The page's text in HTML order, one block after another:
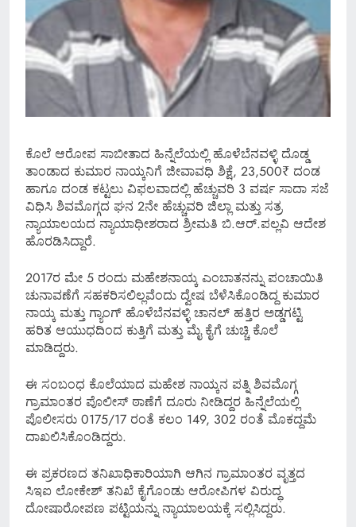
ಕೊಲೆ ಆರೋಪ ಸಾಬೀತಾದ ಹಿನ್ನೆಲೆಯಲ್ಲಿ ಹೊಳೆಬೆನವಳ್ಳಿ ದೊಡ್ಡ
ತಾಂಡಾದ ಕುಮಾರ ನಾಯ್ಕನಿಗೆ ಜೀವಾವಧಿ ಶಿಕ್ಷೆ, 23,500₹ ದಂಡ
ಹಾಗೂ ದಂಡ ಕಟ್ಟಲು ವಿಫಲವಾದಲ್ಲಿ ಹೆಚ್ಚುವರಿ 3 ವರ್ಷ ಸಾದಾ ಸಜೆ
ವಿಧಿಸಿ ಶಿವಮೊಗ್ಗದ ಘನ 2ನೇ ಹೆಚ್ಚುವರಿ ಜಿಲ್ಲಾ ಮತ್ತು ಸತ್ರ
ನ್ಯಾಯಾಲಯದ ನ್ಯಾಯಾಧೀಶರಾದ ಶ್ರೀಮತಿ ಬಿ.ಆರ್.ಪಲ್ಲವಿ ಆದೇಶ
ಹೊರಡಿಸಿದ್ದಾರೆ.
2017ರ ಮೇ 5 ರಂದು ಮಹೇಶನಾಯ್ಕ ಎಂಬಾತನನ್ನು ಪಂಚಾಯಿತಿ
ಚುನಾವಣೆಗೆ ಸಹಕರಿಸಲಿಲ್ಲವೆಂದು ದ್ವೇಷ ಬೆಳೆಸಿಕೊಂಡಿದ್ದ ಕುಮಾರ
ನಾಯ್ಕ ಮತ್ತು ಗ್ಯಾಂಗ್ ಹೊಳೆಬೆನವಳ್ಳಿ ಚಾನಲ್ ಹತ್ತಿರ ಅಡ್ಡಗಟ್ಟಿ
ಹರಿತ ಆಯುಧದಿಂದ ಕುತ್ತಿಗೆ ಮತ್ತು ಮೈ ಕೈಗೆ ಚುಚ್ಚಿ ಕೊಲೆ
ಮಾಡಿದ್ದರು.
ಈ ಸಂಬಂಧ ಕೊಲೆಯಾದ ಮಹೇಶ ನಾಯ್ಕನ ಪತ್ನಿ ಶಿವಮೊಗ್ಗ
ಗ್ರಾಮಾಂತರ ಪೊಲೀಸ್ ಠಾಣೆಗೆ ದೂರು ನೀಡಿದ್ದರ ಹಿನ್ನೆಲೆಯಲ್ಲಿ
ಪೊಲೀಸರು 0175/17 ರಂತೆ ಕಲಂ 149, 302 ರಂತೆ ಮೊಕದ್ದಮೆ
ದಾಖಲಿಸಿಕೊಂಡಿದ್ದರು.
ಈ ಪ್ರಕರಣದ ತನಿಖಾಧಿಕಾರಿಯಾಗಿ ಆಗಿನ ಗ್ರಾಮಾಂತರ ವೃತ್ತದ
ಸಿಇಐ ಲೋಕೇಶ್ ತನಿಖೆ ಕೈಗೊಂಡು ಆರೋಪಿಗಳ ವಿರುದ್ಧ
ದೋಷಾರೋಪಣ ಪಟ್ಟಿಯನ್ನು ನ್ಯಾಯಾಲಯಕ್ಕೆ ಸಲ್ಲಿಸಿದ್ದರು.